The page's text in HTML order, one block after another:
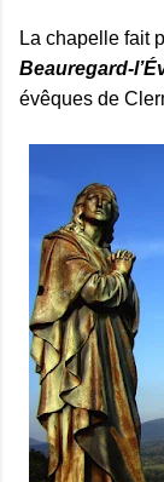
La chapelle fait
évêques de